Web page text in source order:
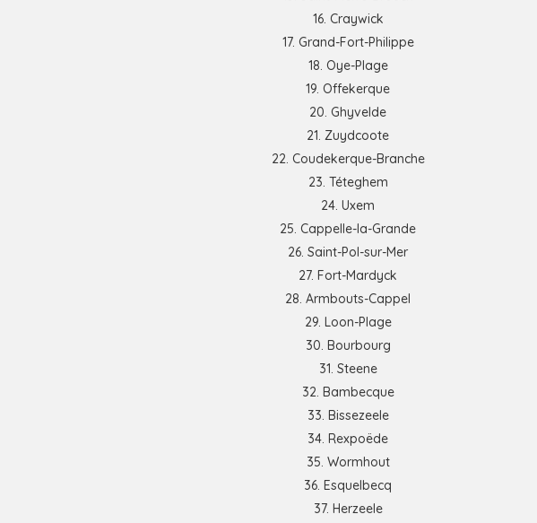
Craywick
Grand-Fort-Philippe
Oye-Plage
Offekerque
Ghyvelde
Zuydcoote
Coudekerque-Branche
Téteghem
Uxem
Cappelle-la-Grande
Saint-Pol-sur-Mer
Fort-Mardyck
Armbouts-Cappel
Loon-Plage
Bourbourg
Steene
Bambecque
Bissezeele
Rexpoëde
Wormhout
Esquelbecq
Herzeele